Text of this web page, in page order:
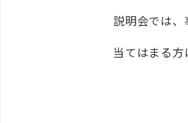
説明会では、
当てはまる方